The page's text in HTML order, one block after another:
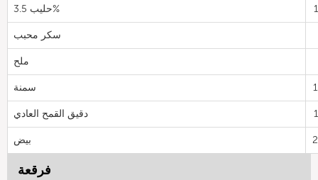
حليب 3.5%
سكر محبب
ملح
سمنة
دقيق القمح العادي
بيض
فرقعة